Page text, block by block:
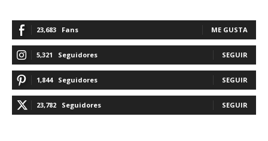
23,683 Fans ME GUSTA
5,321 Seguidores SEGUIR
1,844 Seguidores SEGUIR
23,782 Seguidores SEGUIR